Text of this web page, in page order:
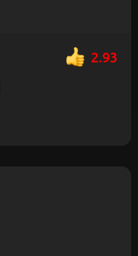
2.93